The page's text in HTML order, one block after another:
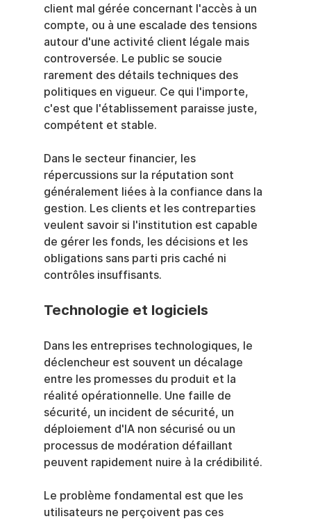
client mal gérée concernant l'accès à un
compte, ou à une escalade des tensions
autour d'une activité client légale mais
controversée. Le public se soucie
rarement des détails techniques des
politiques en vigueur. Ce qui l'importe,
c'est que l'établissement paraisse juste,
compétent et stable.
Dans le secteur financier, les
répercussions sur la réputation sont
généralement liées à la confiance dans la
gestion. Les clients et les contreparties
veulent savoir si l'institution est capable
de gérer les fonds, les décisions et les
obligations sans parti pris caché ni
contrôles insuffisants.
Technologie et logiciels
Dans les entreprises technologiques, le
déclencheur est souvent un décalage
entre les promesses du produit et la
réalité opérationnelle. Une faille de
sécurité, un incident de sécurité, un
déploiement d'IA non sécurisé ou un
processus de modération défaillant
peuvent rapidement nuire à la crédibilité.
Le problème fondamental est que les
utilisateurs ne perçoivent pas ces